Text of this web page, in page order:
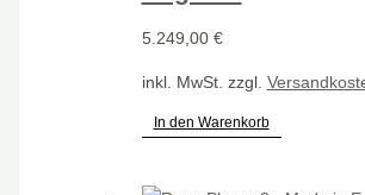
5.249,00 €
inkl. MwSt. zzgl.
In den Warenkorb